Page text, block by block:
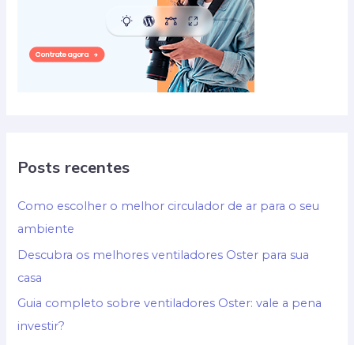
Posts recentes
Como escolher o melhor circulador de ar para o seu
ambiente
Descubra os melhores ventiladores Oster para sua
casa
Guia completo sobre ventiladores Oster: vale a pena
investir?